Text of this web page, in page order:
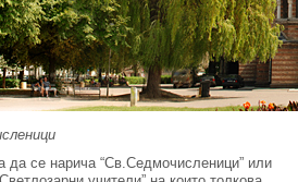
да се нарича “Св.Седмочисленици” или